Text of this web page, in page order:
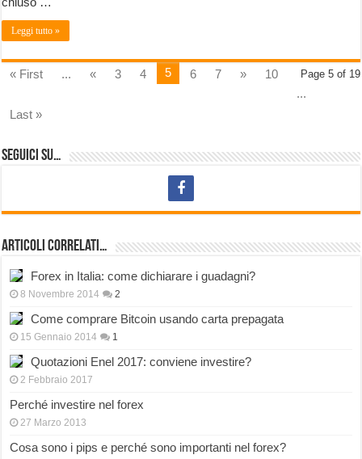
Leggi tutto »
Page 5 of 19
« First ... « 3 4 5 6 7 »
10
...
Last »
Seguici su…
Articoli correlati…
Forex in Italia: come dichiarare i guadagni?
8 Novembre 2014 2
Come comprare Bitcoin usando carta prepagata
15 Gennaio 2014 1
Quotazioni Enel 2017: conviene investire?
2 Febbraio 2017
Perché investire nel forex
27 Marzo 2013
Cosa sono i pips e perché sono importanti nel forex?